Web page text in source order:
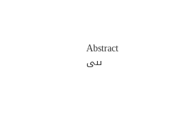
Abstract
ىىى